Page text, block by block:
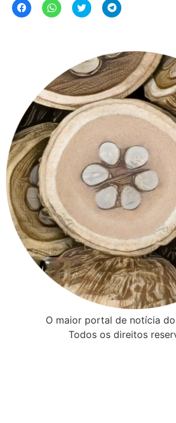
Clique
para
Clique
para
janela)
Clique
para
nova
janela)
Clique
para
nova
janela)
O maior portal de notícia
Todos os direitos